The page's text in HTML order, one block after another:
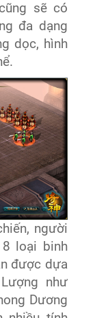
sẽ có
đa dạng
dọc, hình
người
loại binh
được dựa
như
Dương